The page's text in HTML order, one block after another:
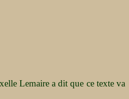
Lemaire a dit que ce texte va